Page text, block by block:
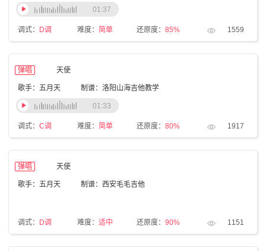
调式： D调 难度： 简单 还原度： 85% 1559
01:37
弹唱 天使
歌手：五月天 制谱：洛阳山海吉他教学
调式： C调 难度： 简单 还原度： 80% 1917
01:33
弹唱 天使
歌手：五月天 制谱：西安毛毛吉他
调式： D调 难度： 适中 还原度： 90% 1151